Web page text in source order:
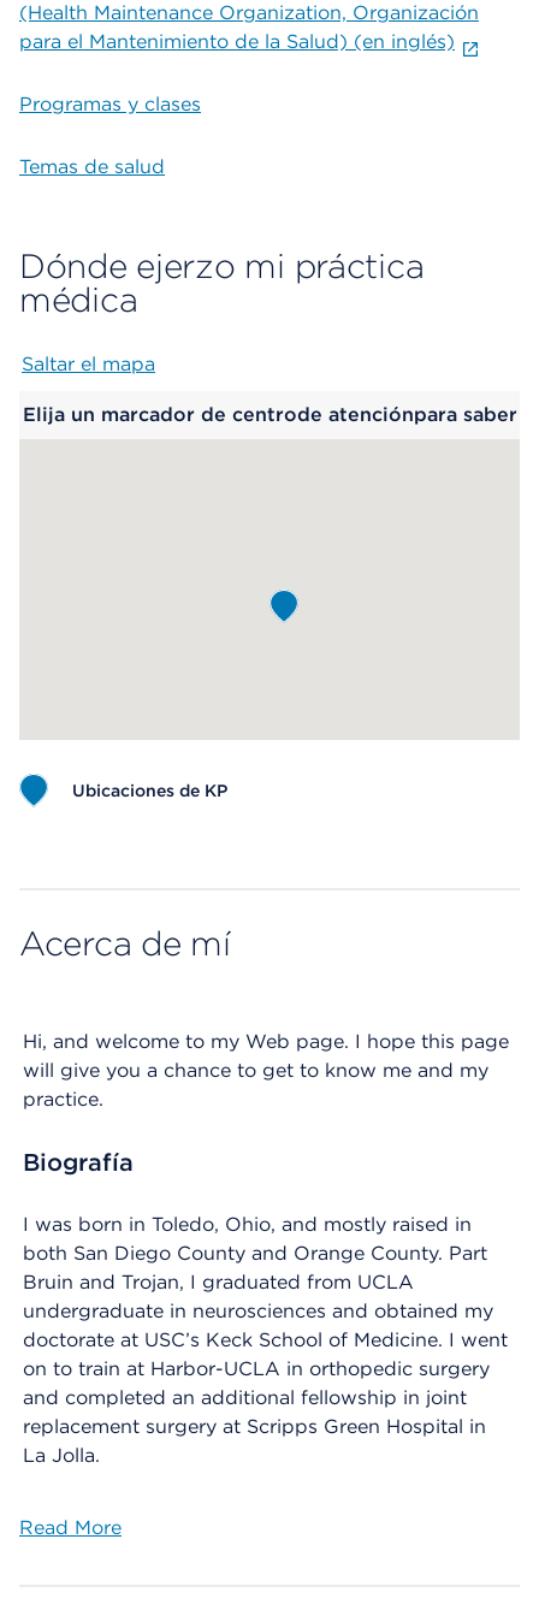
(Health Maintenance Organization, Organización
para el Mantenimiento de la Salud) (en inglés)
Programas y clases
Temas de salud
Dónde ejerzo mi práctica
médica
Saltar el mapa
Elija un marcador de centrode atenciónpara saber
Ubicaciones de KP
Acerca de mí
Hi, and welcome to my Web page. I hope this page
will give you a chance to get to know me and my
practice.
Biografía
I was born in Toledo, Ohio, and mostly raised in
both San Diego County and Orange County. Part
Bruin and Trojan, I graduated from UCLA
undergraduate in neurosciences and obtained my
doctorate at USC’s Keck School of Medicine. I went
on to train at Harbor-UCLA in orthopedic surgery
and completed an additional fellowship in joint
replacement surgery at Scripps Green Hospital in
La Jolla.
Read More